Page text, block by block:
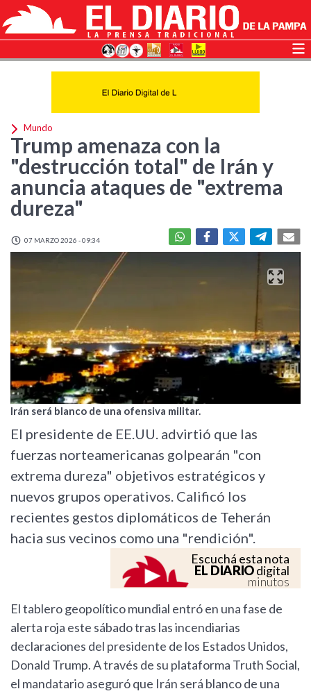
Mundo
Trump amenaza con la
"destrucción total" de Irán y
anuncia ataques de "extrema
dureza"
07 MARZO 2026 - 09:34
Irán será blanco de una ofensiva militar.
El presidente de EE.UU. advirtió que las
fuerzas norteamericanas golpearán "con
extrema dureza" objetivos estratégicos y
nuevos grupos operativos. Calificó los
recientes gestos diplomáticos de Teherán
hacia sus vecinos como una "rendición".
Escuchá esta nota
EL DIARIOdigital
minutos
El tablero geopolítico mundial entró en una fase de
alerta roja este sábado tras las incendiarias
declaraciones del presidente de los Estados Unidos,
Donald Trump. A través de su plataforma Truth Social,
el mandatario aseguró que Irán será blanco de una